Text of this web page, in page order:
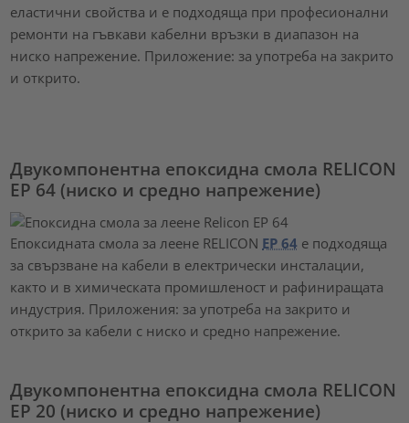
еластични свойства и е подходяща при професионални
ремонти на гъвкави кабелни връзки в диапазон на
ниско напрежение. Приложение: за употреба на закрито
и открито.
Двукомпонентна епоксидна смола RELICON
EP 64 (ниско и средно напрежение)
Епоксидната смола за леене RELICON EP 64 е подходяща
за свързване на кабели в електрически инсталации,
както и в химическата промишленост и рафиниращата
индустрия. Приложения: за употреба на закрито и
открито за кабели с ниско и средно напрежение.
Двукомпонентна епоксидна смола RELICON
EP 20 (ниско и средно напрежение)